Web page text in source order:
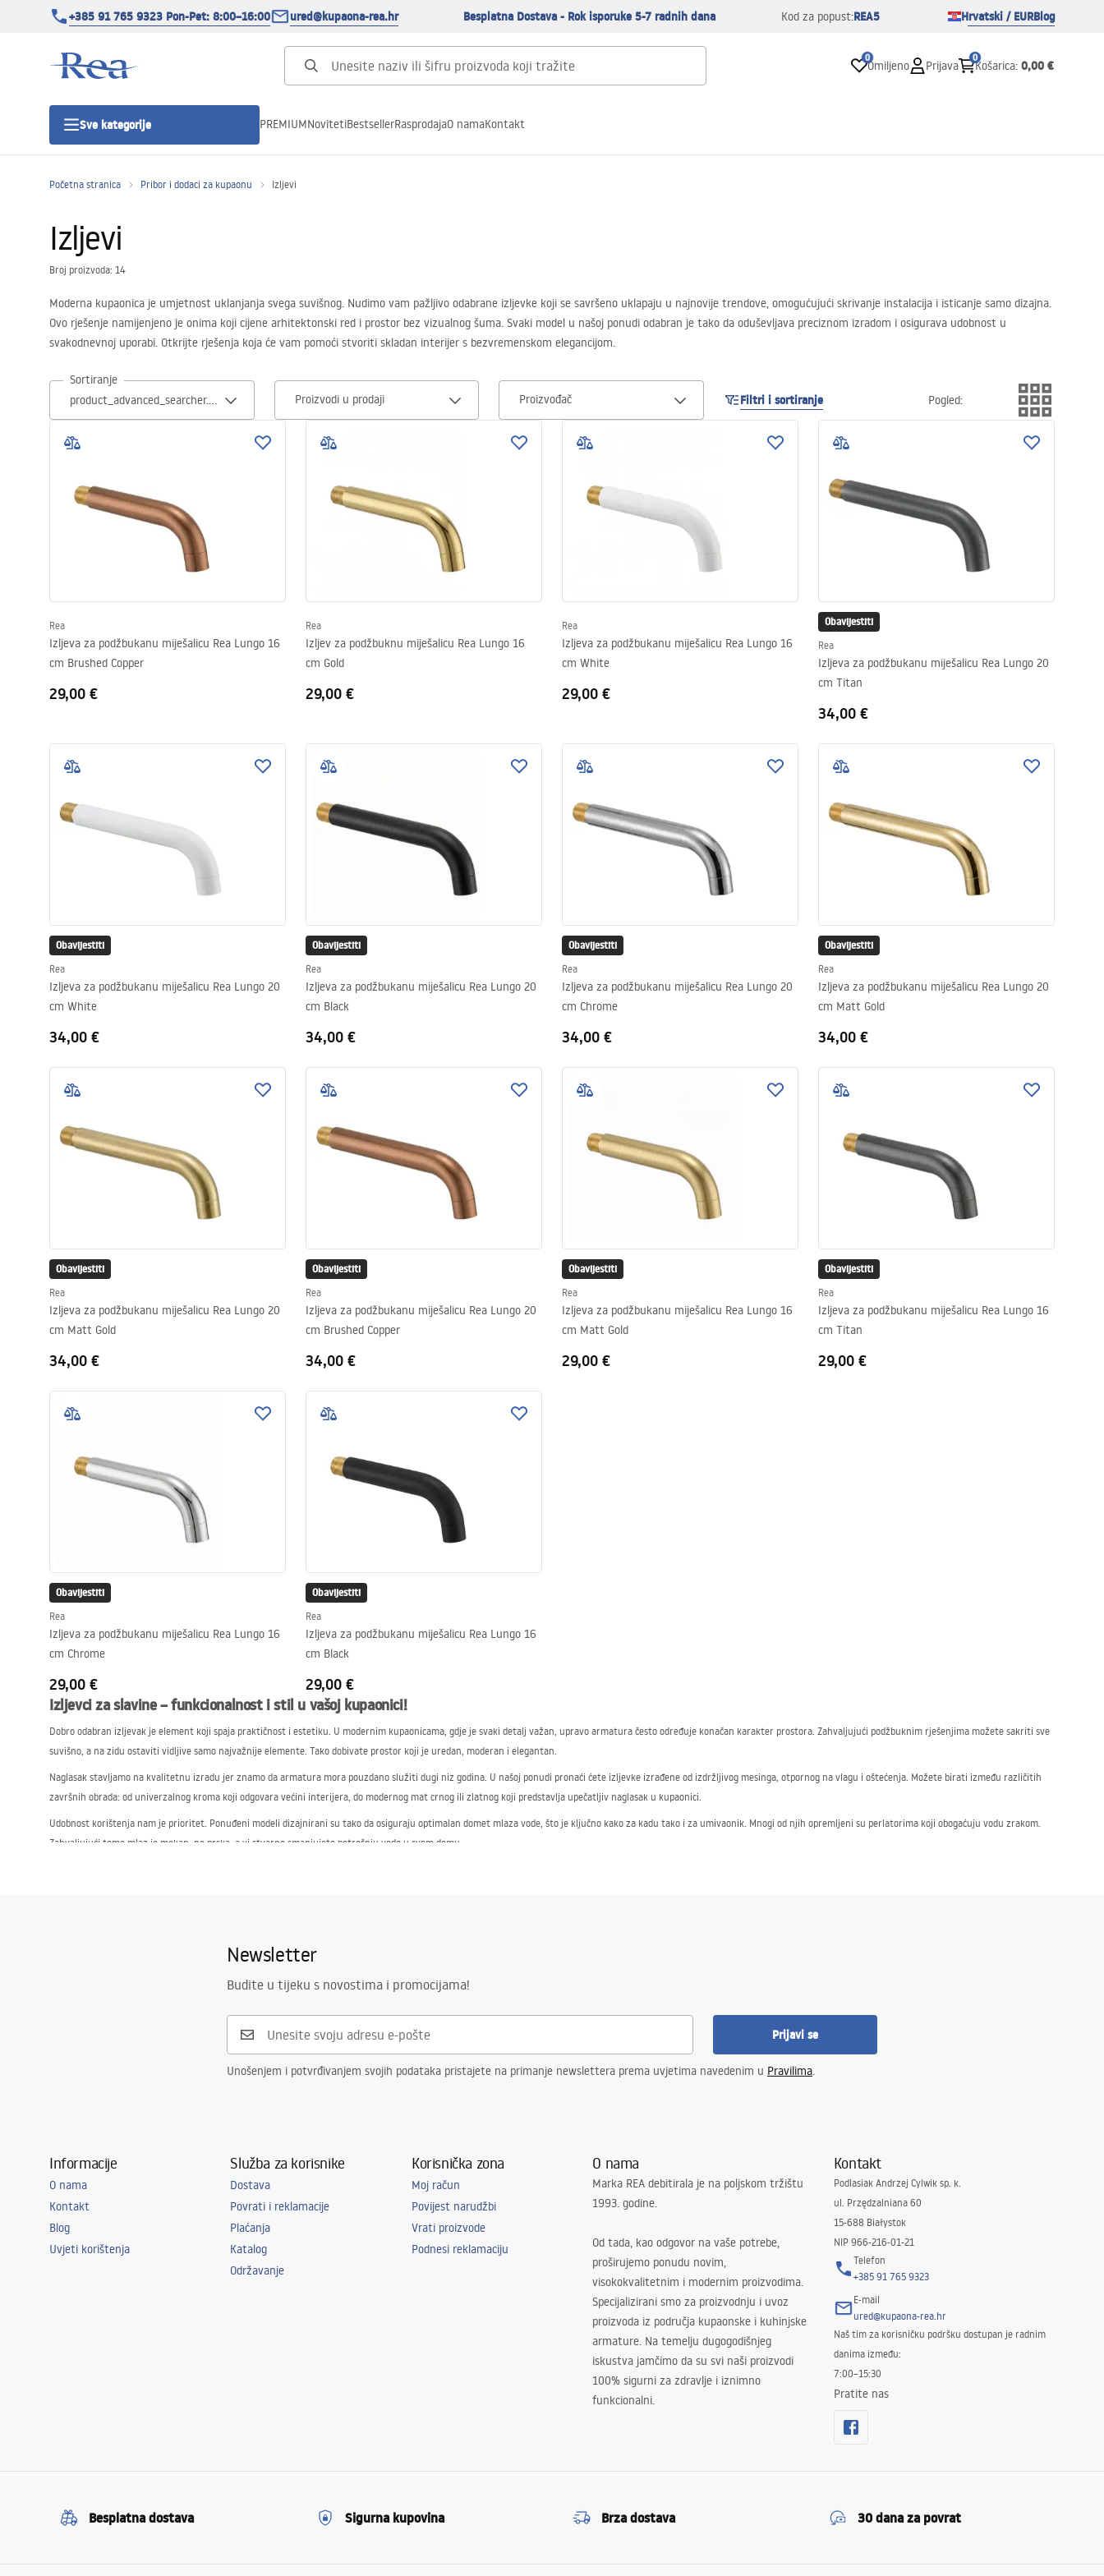
+385 91 765 9323 Pon-Pet: 8:00–16:00 ured@kupaona-rea.hr Besplatna Dostava - Rok isporuke 5-7 radnih dana Kod za popust:REA5 Hrvatski / EURBlog
0
Omiljeno Prijava
0
Košarica: 0,00 €
Sve kategorije
Tuš vrata
Tuš Kanalice
WC školjke
Miješalice, pipe, slavine
Pribor i kupaonski namještaj
PREMIUMNovitetiBestsellerRasprodajaO namaKontakt
Početna stranica Pribor i dodaci za kupaonu Izljevi
Izljevi
Broj proizvoda: 14
Moderna kupaonica je umjetnost uklanjanja svega suvišnog. Nudimo vam pažljivo odabrane izljevke koji se savršeno uklapaju u najnovije trendove, omogućujući skrivanje instalacija i isticanje samo dizajna.
Ovo rješenje namijenjeno je onima koji cijene arhitektonski red i prostor bez vizualnog šuma. Svaki model u našoj ponudi odabran je tako da oduševljava preciznom izradom i osigurava udobnost u
svakodnevnoj uporabi. Otkrijte rješenja koja će vam pomoći stvoriti skladan interijer s bezvremenskom elegancijom.
Sortiranje
Proizvodi u prodaji
Proizvođač Filtri i sortiranje Pogled:
Rea
Izljeva za podžbukanu miješalicu Rea Lungo 16
cm Brushed Copper
29,00 €
Rea
Izljev za podžbuknu miješalicu Rea Lungo 16
cm Gold
29,00 €
Rea
Izljeva za podžbukanu miješalicu Rea Lungo 16
cm White
29,00 €
Obavijestiti
Rea
Izljeva za podžbukanu miješalicu Rea Lungo 20
cm Titan
34,00 €
Obavijestiti
Rea
Izljeva za podžbukanu miješalicu Rea Lungo 20
cm White
34,00 €
Obavijestiti
Rea
Izljeva za podžbukanu miješalicu Rea Lungo 20
cm Black
34,00 €
Obavijestiti
Rea
Izljeva za podžbukanu miješalicu Rea Lungo 20
cm Chrome
34,00 €
Obavijestiti
Rea
Izljeva za podžbukanu miješalicu Rea Lungo 20
cm Matt Gold
34,00 €
Obavijestiti
Rea
Izljeva za podžbukanu miješalicu Rea Lungo 20
cm Matt Gold
34,00 €
Obavijestiti
Rea
Izljeva za podžbukanu miješalicu Rea Lungo 20
cm Brushed Copper
34,00 €
Obavijestiti
Rea
Izljeva za podžbukanu miješalicu Rea Lungo 16
cm Matt Gold
29,00 €
Obavijestiti
Rea
Izljeva za podžbukanu miješalicu Rea Lungo 16
cm Titan
29,00 €
Obavijestiti
Rea
Izljeva za podžbukanu miješalicu Rea Lungo 16
cm Chrome
29,00 €
Obavijestiti
Rea
Izljeva za podžbukanu miješalicu Rea Lungo 16
cm Black
29,00 €
Izljevci za slavine – funkcionalnost i stil u vašoj kupaonici!
Dobro odabran izljevak je element koji spaja praktičnost i estetiku. U modernim kupaonicama, gdje je svaki detalj važan, upravo armatura često određuje konačan karakter prostora. Zahvaljujući podžbuknim rješenjima možete sakriti sve
suvišno, a na zidu ostaviti vidljive samo najvažnije elemente. Tako dobivate prostor koji je uredan, moderan i elegantan.
Naglasak stavljamo na kvalitetnu izradu jer znamo da armatura mora pouzdano služiti dugi niz godina. U našoj ponudi pronaći ćete izljevke izrađene od izdržljivog mesinga, otpornog na vlagu i oštećenja. Možete birati između različitih
završnih obrada: od univerzalnog kroma koji odgovara većini interijera, do modernog mat crnog ili zlatnog koji predstavlja upečatljiv naglasak u kupaonici.
Udobnost korištenja nam je prioritet. Ponuđeni modeli dizajnirani su tako da osiguraju optimalan domet mlaza vode, što je ključno kako za kadu tako i za umivaonik. Mnogi od njih opremljeni su perlatorima koji obogaćuju vodu zrakom.
Zahvaljujući tome mlaz je mekan, ne prska, a vi stvarno smanjujete potrošnju vode u svom domu.
Newsletter
Budite u tijeku s novostima i promocijama!
Prijavi se
Unošenjem i potvrđivanjem svojih podataka pristajete na primanje newslettera prema uvjetima navedenim u Pravilima.
Informacije
O nama
Kontakt
Blog
Uvjeti korištenja
Služba za korisnike
Dostava
Povrati i reklamacije
Plaćanja
Katalog
Održavanje
Korisnička zona
Moj račun
Povijest narudžbi
Vrati proizvode
Podnesi reklamaciju
O nama
Marka REA debitirala je na poljskom tržištu
1993. godine.
Od tada, kao odgovor na vaše potrebe,
proširujemo ponudu novim,
visokokvalitetnim i modernim proizvodima.
Specijalizirani smo za proizvodnju i uvoz
proizvoda iz područja kupaonske i kuhinjske
armature. Na temelju dugogodišnjeg
iskustva jamčimo da su svi naši proizvodi
100% sigurni za zdravlje i iznimno
funkcionalni.
Kontakt
Podlasiak Andrzej Cylwik sp. k.
ul. Przędzalniana 60
15-688 Białystok
NIP 966-216-01-21
Telefon
+385 91 765 9323
E-mail
ured@kupaona-rea.hr
Naš tim za korisničku podršku dostupan je radnim
danima između:
7:00–15:30
Pratite nas
Besplatna dostava Sigurna kupovina Brza dostava 30 dana za povrat